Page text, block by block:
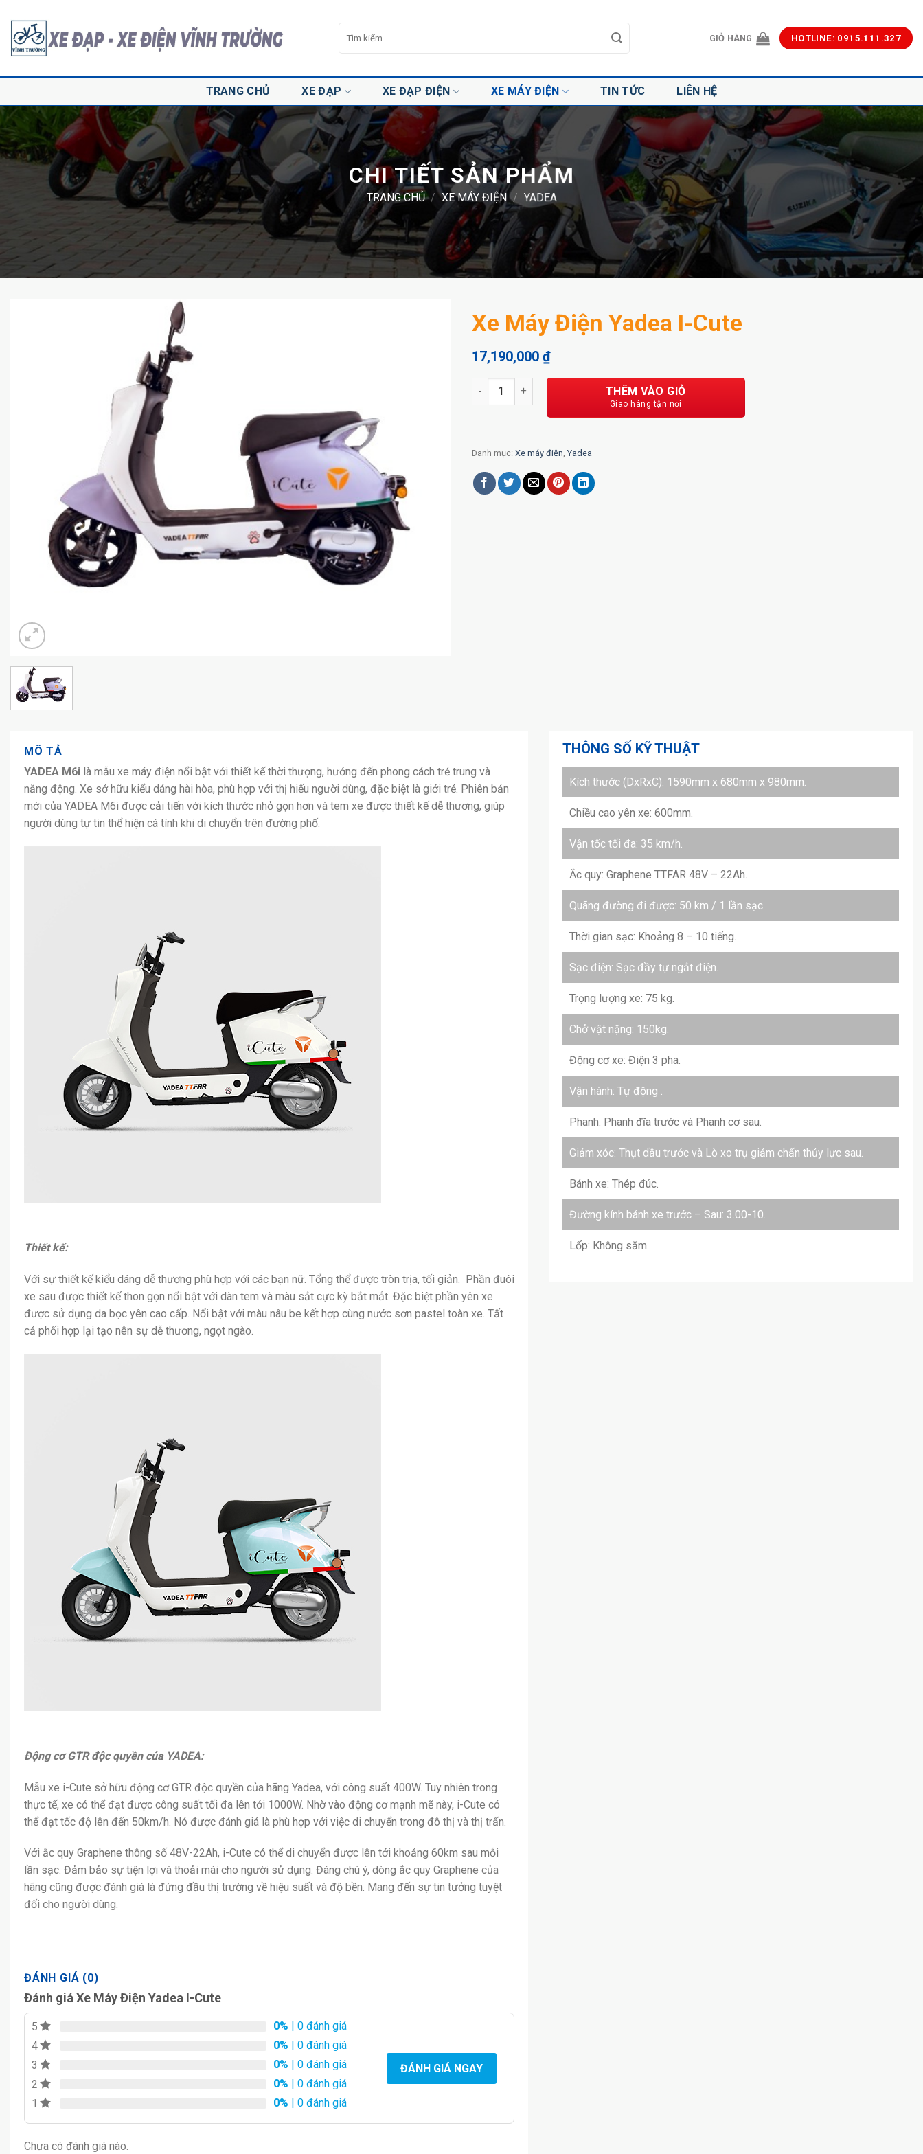
content
kiếm:
GIỎ HÀNG HOTLINE: 0915.111.327
TRANG CHỦ XE ĐẠP XE ĐẠP ĐIỆN XE MÁY ĐIỆN TIN TỨC LIÊN HỆ
CHI TIẾT SẢN PHẨM
TRANG CHỦ / XE MÁY ĐIỆN / YADEA
Xe Máy Điện Yadea I-Cute
17,190,000 ₫
Xe Máy Điện Yadea I-Cute số lượngTHÊM VÀO GIỎ
Danh mục: Xe máy điện Yadea
MÔ TẢ
YADEA M6i là mẫu xe máy điện nổi bật với thiết kế thời thượng, hướng đến phong cách trẻ trung và
năng động. Xe sở hữu kiểu dáng hài hòa, phù hợp với thị hiếu người dùng, đặc biệt là giới trẻ. Phiên bản
mới của YADEA M6i được cải tiến với kích thước nhỏ gọn hơn và tem xe được thiết kế dễ thương, giúp
người dùng tự tin thể hiện cá tính khi di chuyển trên đường phố.
Thiết kế:
Với sự thiết kế kiểu dáng dễ thương phù hợp với các bạn nữ. Tổng thể được tròn trịa, tối giản. Phần đuôi
xe sau được thiết kế thon gọn nổi bật với dàn tem và màu sắt cực kỳ bắt mắt. Đặc biệt phần yên xe
được sử dụng da bọc yên cao cấp. Nổi bật với màu nâu be kết hợp cùng nước sơn pastel toàn xe. Tất
cả phối hợp lại tạo nên sự dễ thương, ngọt ngào.
Động cơ GTR độc quyền của YADEA:
Mẫu xe i-Cute sở hữu động cơ GTR độc quyền của hãng Yadea, với công suất 400W. Tuy nhiên trong
thực tế, xe có thể đạt được công suất tối đa lên tới 1000W. Nhờ vào động cơ mạnh mẽ này, i-Cute có
thể đạt tốc độ lên đến 50km/h. Nó được đánh giá là phù hợp với việc di chuyển trong đô thị và thị trấn.
Với ắc quy Graphene thông số 48V-22Ah, i-Cute có thể di chuyển được lên tới khoảng 60km sau mỗi
lần sạc. Đảm bảo sự tiện lợi và thoải mái cho người sử dụng. Đáng chú ý, dòng ắc quy Graphene của
hãng cũng được đánh giá là đứng đầu thị trường về hiệu suất và độ bền. Mang đến sự tin tưởng tuyệt
đối cho người dùng.
ĐÁNH GIÁ (0)
Đánh giá Xe Máy Điện Yadea I-Cute
5 0% | 0 đánh giá
4
0% | 0 đánh giá
3
0% | 0 đánh giá
2
0% | 0 đánh giá
1
0% | 0 đánh giá
ĐÁNH GIÁ NGAY
Chưa có đánh giá nào.
THÔNG SỐ KỸ THUẬT
Kích thước (DxRxC): 1590mm x 680mm x 980mm.
Chiều cao yên xe: 600mm.
Vận tốc tối đa: 35 km/h.
Ắc quy: Graphene TTFAR 48V – 22Ah.
Quãng đường đi được: 50 km / 1 lần sạc.
Thời gian sạc: Khoảng 8 – 10 tiếng.
Sạc điện: Sạc đầy tự ngắt điện.
Trọng lượng xe: 75 kg.
Chở vật nặng: 150kg.
Động cơ xe: Điện 3 pha.
Vận hành: Tự động .
Phanh: Phanh đĩa trước và Phanh cơ sau.
Giảm xóc: Thụt dầu trước và Lò xo trụ giảm chấn thủy lực sau.
Bánh xe: Thép đúc.
Đường kính bánh xe trước – Sau: 3.00-10.
Lốp: Không săm.